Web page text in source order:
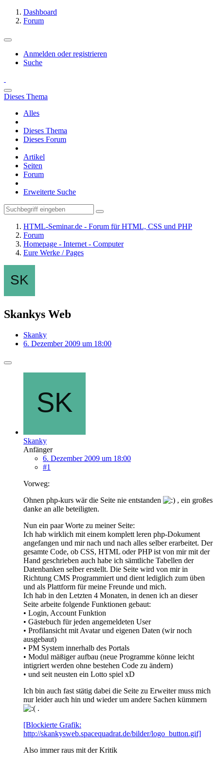
Dashboard
Forum
Anmelden oder registrieren
Suche
Dieses Thema
Alles
Dieses Thema
Dieses Forum
Artikel
Seiten
Forum
Erweiterte Suche
HTML-Seminar.de - Forum für HTML, CSS und PHP
Forum
Homepage - Internet - Computer
Eure Werke / Pages
Skankys Web
Skanky
6. Dezember 2009 um 18:00
Skanky
Anfänger
6. Dezember 2009 um 18:00
#1
Vorweg:
Ohnen php-kurs wär die Seite nie entstanden
, ein großes
danke an alle beteiligten.
Nun ein paar Worte zu meiner Seite:
Ich hab wirklich mit einem komplett leren php-Dokument
angefangen und mir nach und nach alles selber erarbeitet. Der
gesamte Code, ob CSS, HTML oder PHP ist von mir mit der
Hand geschrieben auch habe ich sämtliche Tabellen der
Datenbanken selber erstellt. Die Seite wird von mir in
Richtung CMS Programmiert und dient lediglich zum üben
und als Plattform für meine Freunde und mich.
Ich hab in den Letzten 4 Monaten, in denen ich an dieser
Seite arbeite folgende Funktionen gebaut:
• Login, Account Funktion
• Gästebuch für jeden angemeldeten User
• Profilansicht mit Avatar und eigenen Daten (wir noch
ausgebaut)
• PM System innerhalb des Portals
• Modul mäßiger aufbau (neue Programme könne leicht
intigriert werden ohne bestehen Code zu ändern)
• und seit neusten ein Lotto spiel xD
Ich bin auch fast stätig dabei die Seite zu Erweiter muss mich
nur leider auch hin und wieder um andere Sachen kümmern
.
[Blockierte Grafik:
http://skankysweb.spacequadrat.de/bilder/logo_button.gif]
Also immer raus mit der Kritik